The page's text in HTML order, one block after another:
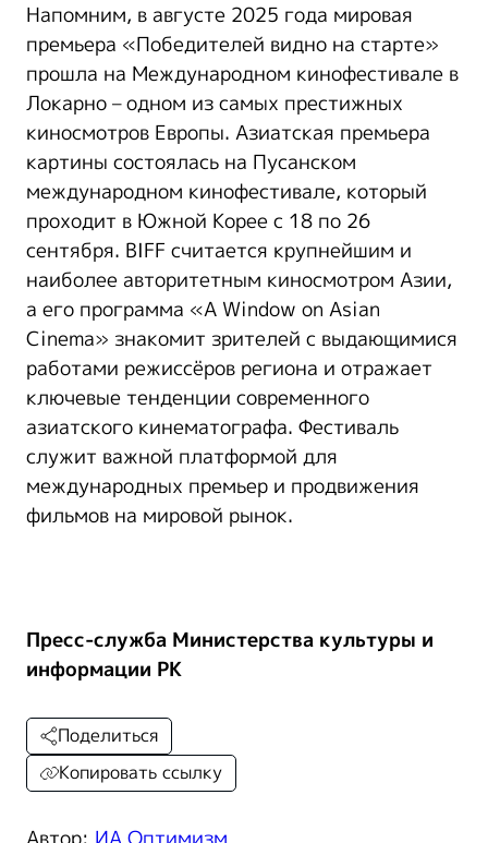
Напомним, в августе 2025 года мировая
премьера «Победителей видно на старте»
прошла на Международном кинофестивале в
Локарно – одном из самых престижных
киносмотров Европы. Азиатская премьера
картины состоялась на Пусанском
международном кинофестивале, который
проходит в Южной Корее с 18 по 26
сентября. BIFF считается крупнейшим и
наиболее авторитетным киносмотром Азии,
а его программа «A Window on Asian
Cinema» знакомит зрителей с выдающимися
работами режиссёров региона и отражает
ключевые тенденции современного
азиатского кинематографа. Фестиваль
служит важной платформой для
международных премьер и продвижения
фильмов на мировой рынок.
Пресс-служба Министерства культуры и
информации РК
Поделиться
Копировать ссылку